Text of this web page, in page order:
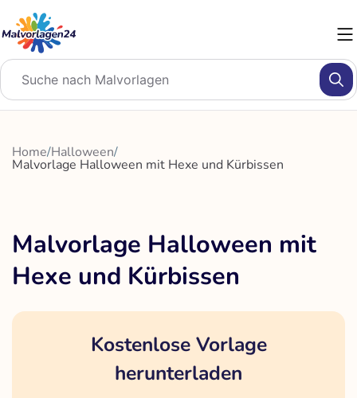
Inhalt
springen
Home/Halloween/
Malvorlage Halloween mit Hexe und Kürbissen
Malvorlage Halloween mit
Hexe und Kürbissen
Kostenlose Vorlage
herunterladen